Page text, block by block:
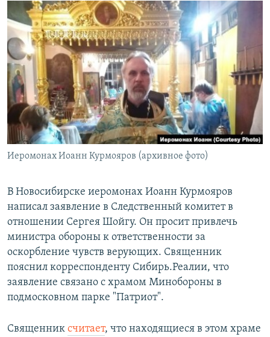
СИБИРЬ.РЕАЛИИ
РАСПИСАНИЕ ВЕЩАНИЯ
ПОДПИШИТЕСЬ НА РАССЫЛКУ
СОЦИАЛЬНЫЕ СЕТИ
Иеромонах Иоанн Курмояров (архивное фото)
В Новосибирске иеромонах Иоанн Курмояров
написал заявление в Следственный комитет в
отношении Сергея Шойгу. Он просит привлечь
министра обороны к ответственности за
оскорбление чувств верующих. Священник
пояснил корреспонденту Сибирь.Реалии, что
заявление связано с храмом Минобороны в
подмосковном парке "Патриот".
Священник считает, что находящиеся в этом храме